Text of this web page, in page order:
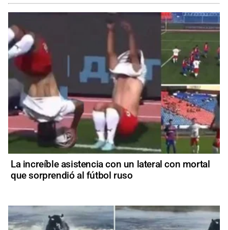
La increíble asistencia con un lateral con mortal
que sorprendió al fútbol ruso